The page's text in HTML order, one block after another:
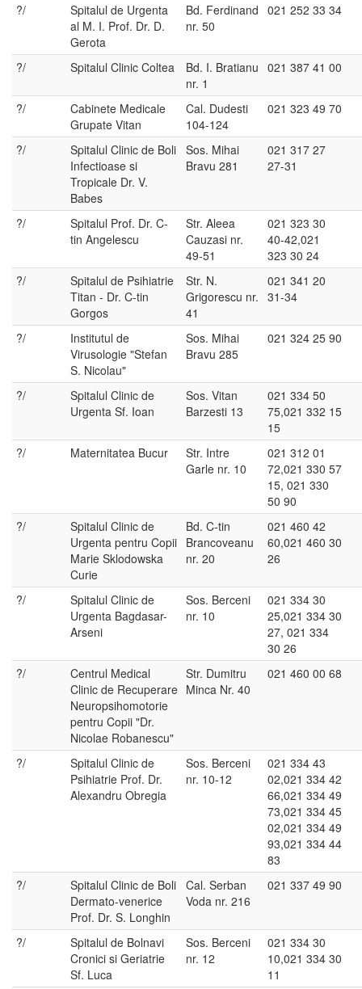
?/
Spitalul de Urgenta
al M. I. Prof. Dr. D.
Gerota
Bd. Ferdinand
nr. 50
021 252 33 34
?/ Spitalul Clinic Coltea
Bd. I. Bratianu
nr. 1
021 387 41 00
?/
Cabinete Medicale
Grupate Vitan
Cal. Dudesti
104-124
021 323 49 70
?/
Spitalul Clinic de Boli
Infectioase si
Tropicale Dr. V.
Babes
Sos. Mihai
Bravu 281
021 317 27
27-31
?/
Spitalul Prof. Dr. C-
tin Angelescu
Str. Aleea
Cauzasi nr.
49-51
021 323 30
40-42,021
323 30 24
?/
Spitalul de Psihiatrie
Titan - Dr. C-tin
Gorgos
Str. N.
Grigorescu nr.
41
021 341 20
31-34
?/
Institutul de
Virusologie "Stefan
S. Nicolau"
Sos. Mihai
Bravu 285
021 324 25 90
?/
Spitalul Clinic de
Urgenta Sf. Ioan
Sos. Vitan
Barzesti 13
021 334 50
75,021 332 15
15
?/
Maternitatea Bucur
Str. Intre
Garle nr. 10
021 312 01
72,021 330 57
15, 021 330
50 90
?/
Spitalul Clinic de
Urgenta pentru Copii
Marie Sklodowska
Curie
Bd. C-tin
Brancoveanu
nr. 20
021 460 42
60,021 460 30
26
?/
Spitalul Clinic de
Urgenta Bagdasar-
Arseni
Sos. Berceni
nr. 10
021 334 30
25,021 334 30
27, 021 334
30 26
?/
Centrul Medical
Clinic de Recuperare
Neuropsihomotorie
pentru Copii "Dr.
Nicolae Robanescu"
Str. Dumitru
Minca Nr. 40
021 460 00 68
?/
Spitalul Clinic de
Psihiatrie Prof. Dr.
Alexandru Obregia
Sos. Berceni
nr. 10-12
021 334 43
02,021 334 42
66,021 334 49
73,021 334 45
02,021 334 49
93,021 334 44
83
?/
Spitalul Clinic de Boli
Dermato-venerice
Prof. Dr. S. Longhin
Cal. Serban
Voda nr. 216
021 337 49 90
?/
Spitalul de Bolnavi
Cronici si Geriatrie
Sf. Luca
Sos. Berceni
nr. 12
021 334 30
10,021 334 30
11